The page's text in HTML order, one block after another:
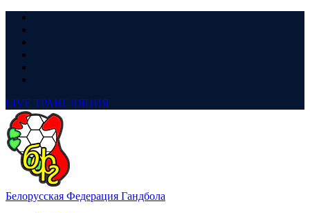
LIVE ТРАНСЛЯЦИЯ
Белорусская Федерация Гандбола